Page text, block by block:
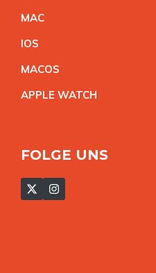
MAC
IOS
MACOS
APPLE WATCH
FOLGE UNS